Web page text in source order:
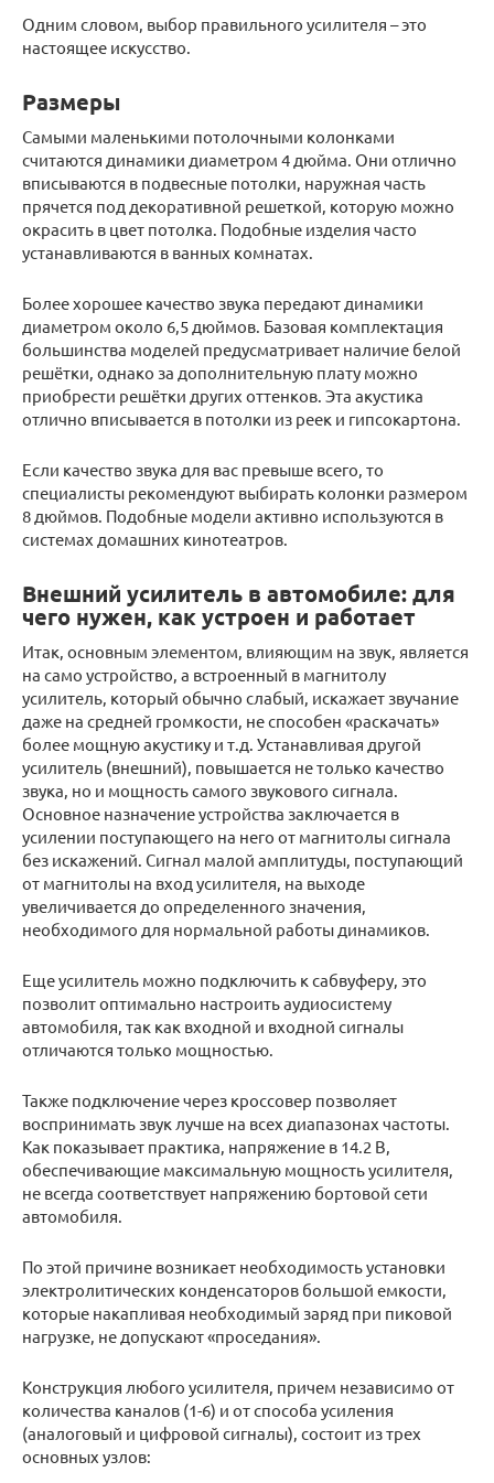
Одним словом, выбор правильного усилителя – это
настоящее искусство.
Размеры
Самыми маленькими потолочными колонками
считаются динамики диаметром 4 дюйма. Они отлично
вписываются в подвесные потолки, наружная часть
прячется под декоративной решеткой, которую можно
окрасить в цвет потолка. Подобные изделия часто
устанавливаются в ванных комнатах.
Более хорошее качество звука передают динамики
диаметром около 6,5 дюймов. Базовая комплектация
большинства моделей предусматривает наличие белой
решётки, однако за дополнительную плату можно
приобрести решётки других оттенков. Эта акустика
отлично вписывается в потолки из реек и гипсокартона.
Если качество звука для вас превыше всего, то
специалисты рекомендуют выбирать колонки размером
8 дюймов. Подобные модели активно используются в
системах домашних кинотеатров.
Внешний усилитель в автомобиле: для
чего нужен, как устроен и работает
Итак, основным элементом, влияющим на звук, является
на само устройство, а встроенный в магнитолу
усилитель, который обычно слабый, искажает звучание
даже на средней громкости, не способен «раскачать»
более мощную акустику и т.д. Устанавливая другой
усилитель (внешний), повышается не только качество
звука, но и мощность самого звукового сигнала.
Основное назначение устройства заключается в
усилении поступающего на него от магнитолы сигнала
без искажений. Сигнал малой амплитуды, поступающий
от магнитолы на вход усилителя, на выходе
увеличивается до определенного значения,
необходимого для нормальной работы динамиков.
Еще усилитель можно подключить к сабвуферу, это
позволит оптимально настроить аудиосистему
автомобиля, так как входной и входной сигналы
отличаются только мощностью.
Также подключение через кроссовер позволяет
воспринимать звук лучше на всех диапазонах частоты.
Как показывает практика, напряжение в 14.2 В,
обеспечивающие максимальную мощность усилителя,
не всегда соответствует напряжению бортовой сети
автомобиля.
По этой причине возникает необходимость установки
электролитических конденсаторов большой емкости,
которые накапливая необходимый заряд при пиковой
нагрузке, не допускают «проседания».
Конструкция любого усилителя, причем независимо от
количества каналов (1-6) и от способа усиления
(аналоговый и цифровой сигналы), состоит из трех
основных узлов: